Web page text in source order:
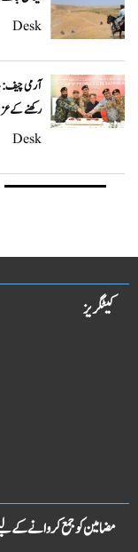
Desk
آرمی چیف:
رکھنے کے
Desk
کیٹگریز
مضامین کو جمع کروانے کے